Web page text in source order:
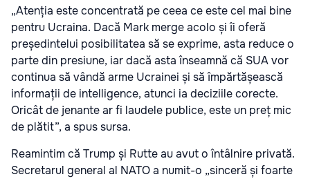
„Atenția este concentrată pe ceea ce este cel mai bine
pentru Ucraina. Dacă Mark merge acolo și îi oferă
președintelui posibilitatea să se exprime, asta reduce o
parte din presiune, iar dacă asta înseamnă că SUA vor
continua să vândă arme Ucrainei și să împărtășească
informații de intelligence, atunci ia deciziile corecte.
Oricât de jenante ar fi laudele publice, este un preț mic
de plătit”, a spus sursa.
Reamintim că Trump și Rutte au avut o întâlnire privată.
Secretarul general al NATO a numit-o „sinceră și foarte